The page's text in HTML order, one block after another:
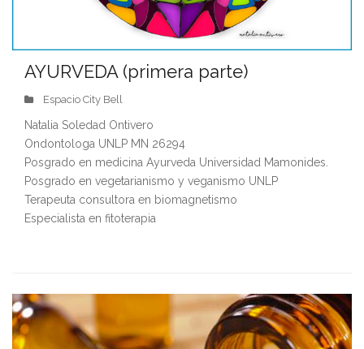
AYURVEDA (primera parte)
Espacio City Bell
Natalia Soledad Ontivero
Ondontologa UNLP MN 26294
Posgrado en medicina Ayurveda Universidad Mamonides.
Posgrado en vegetarianismo y veganismo UNLP
Terapeuta consultora en biomagnetismo
Especialista en fitoterapia